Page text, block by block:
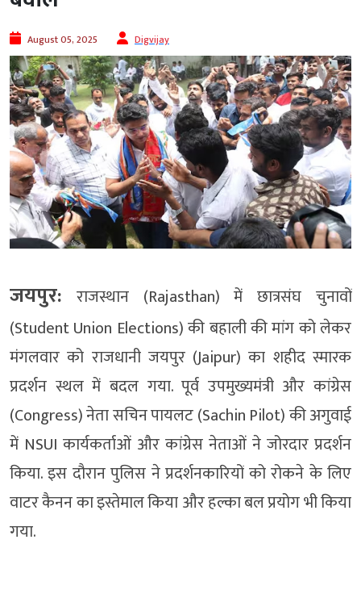
August 05, 2025 Digvijay
जयपुर: राजस्थान (Rajasthan) में छात्रसंघ चुनावों
(Student Union Elections) की बहाली की मांग को लेकर
मंगलवार को राजधानी जयपुर (Jaipur) का शहीद स्मारक
प्रदर्शन स्थल में बदल गया. पूर्व उपमुख्यमंत्री और कांग्रेस
(Congress) नेता सचिन पायलट (Sachin Pilot) की अगुवाई
में NSUI कार्यकर्ताओं और कांग्रेस नेताओं ने जोरदार प्रदर्शन
किया. इस दौरान पुलिस ने प्रदर्शनकारियों को रोकने के लिए
वाटर कैनन का इस्तेमाल किया और हल्का बल प्रयोग भी किया
गया.